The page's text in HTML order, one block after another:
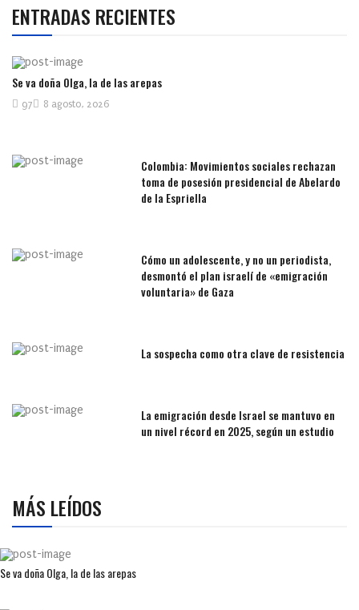
ENTRADAS RECIENTES
Se va doña Olga, la de las arepas
8 agosto, 2026
97
Colombia: Movimientos sociales rechazan
toma de posesión presidencial de Abelardo
de la Espriella
Cómo un adolescente, y no un periodista,
desmontó el plan israelí de «emigración
voluntaria» de Gaza
La sospecha como otra clave de resistencia
La emigración desde Israel se mantuvo en
un nivel récord en 2025, según un estudio
MÁS LEÍDOS
Se va doña Olga, la de las arepas